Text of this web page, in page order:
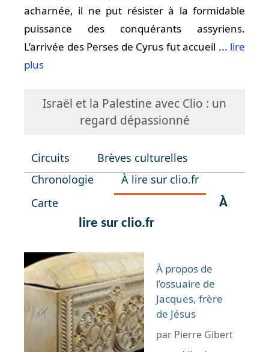
acharnée, il ne put résister à la formidable
puissance des conquérants assyriens.
L’arrivée des Perses de Cyrus fut accueil ... lire
plus
Israël et la Palestine avec Clio : un
regard dépassionné
Circuits
Brèves culturelles
Chronologie
À lire sur clio.fr
Carte
À
lire sur clio.fr
À propos de
l’ossuaire de
Jacques, frère
de Jésus
par Pierre Gibert